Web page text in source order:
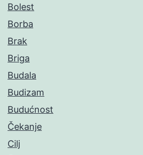
Bolest
Borba
Brak
Briga
Budala
Budizam
Budućnost
Čekanje
Cilj